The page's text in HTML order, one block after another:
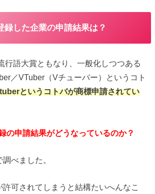
した企業の申請結果は？
行語大賞ともなり、一般化しつつある
／VTuber（Vチューバー）というコト
というコトバが商標申請されてい
の申請結果がどうなっているのか？
べました。
可されてしまうと結構たいへんなこ